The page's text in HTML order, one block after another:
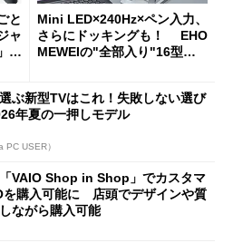
と
ャ
の
Mini LED×240Hz×ペン入力、
さらにドッキングも！ EHO
MEWEIの"全部入り"16型モ
ぶ新型TVはこれ！失敗しない選び
年夏の一押しモデル
PC USER）
VAIO Shop in Shop」でカスタマ
を購入可能に 店頭でデザインや質
ながら購入可能